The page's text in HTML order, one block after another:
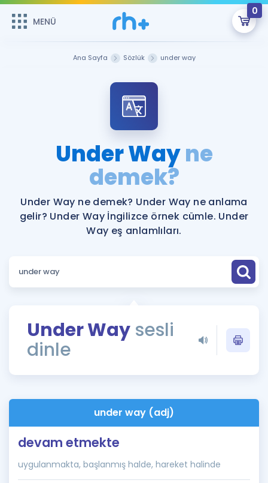
MENÜ
0
Şifremi Hatırlamıyorum
Sepetin Şu An Boş.
Remzi Hoca ile seni sınava hazırlayacak onlarca eğitim seni
bekliyor!
MENÜ
Katılımcı Görüşleri
Faydalı Araçlar
Ücretsiz Kaynaklar
Puan Hesaplama
ÖSYM Sınav Takvimi
Kampanyalar
İngilizce Gramer
İngilizce Gramer
Ana Sayfa Sözlük under way
Under Wayne
demek?
Under Way ne demek? Under Way ne anlama
gelir? Under Way İngilizce örnek cümle. Under
Way eş anlamlıları.
Under Way sesli
dinle
under way (adj)
devam etmekte
uygulanmakta, başlanmış halde, hareket halinde